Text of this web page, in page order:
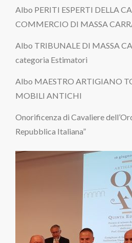
Albo PERITI ESPERTI DELLA
COMMERCIO DI MASSA
Albo TRIBUNALE DI MASSA
categoria Estimatori
Albo MAESTRO ARTIGIANO
MOBILI ANTICHI
Onorificenza di Cavaliere
Repubblica Italiana”